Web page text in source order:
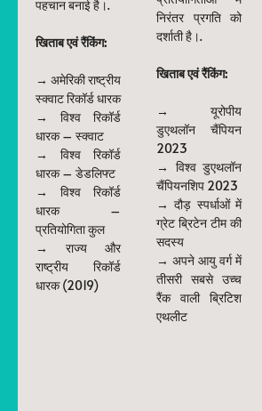
पहचान बनाई है।.
खिताब एवं रैंकिंग:
→ अमेरिकी राष्ट्रीय
स्क्वाट रिकॉर्ड धारक
→ विश्व रिकॉर्ड
धारक – स्क्वाट
→ विश्व रिकॉर्ड
धारक – डेडलिफ्ट
→ विश्व रिकॉर्ड
धारक –
प्रतियोगिता कुल
→ राज्य और
राष्ट्रीय रिकॉर्ड
धारक (2019)
निरंतर प्रगति को
दर्शाती है।.
खिताब एवं रैंकिंग:
→ यूरोपीय
डुएथलॉन चैंपियन
2023
→ विश्व डुएथलॉन
चैंपियनशिप 2023
→ दौड़ स्पर्धाओं में
ग्रेट ब्रिटेन टीम की
सदस्य
→ अपने आयु वर्ग में
तीसरी सबसे उच्च
रैंक वाली ब्रिटिश
एथलीट